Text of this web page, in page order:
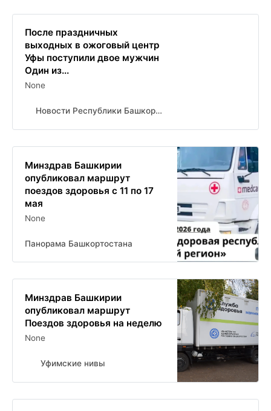
После праздничных
выходных в ожоговый центр
Уфы поступили двое мужчин
Один из...
None
Новости Республики Башкортостан и Уфы ( БСТ )
Минздрав Башкирии
опубликовал маршрут
поездов здоровья с 11 по 17
мая
None
Панорама Башкортостана
Минздрав Башкирии
опубликовал маршрут
Поездов здоровья на неделю
None
Уфимские нивы